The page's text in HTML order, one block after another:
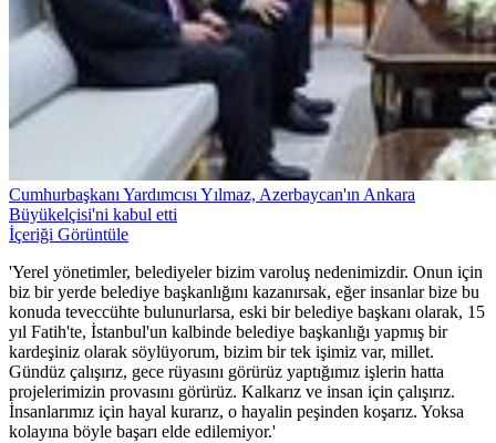
Cumhurbaşkanı Yardımcısı Yılmaz, Azerbaycan'ın Ankara
Büyükelçisi'ni kabul etti
İçeriği Görüntüle
'Yerel yönetimler, belediyeler bizim varoluş nedenimizdir. Onun için
biz bir yerde belediye başkanlığını kazanırsak, eğer insanlar bize bu
konuda teveccühte bulunurlarsa, eski bir belediye başkanı olarak, 15
yıl Fatih'te, İstanbul'un kalbinde belediye başkanlığı yapmış bir
kardeşiniz olarak söylüyorum, bizim bir tek işimiz var, millet.
Gündüz çalışırız, gece rüyasını görürüz yaptığımız işlerin hatta
projelerimizin provasını görürüz. Kalkarız ve insan için çalışırız.
İnsanlarımız için hayal kurarız, o hayalin peşinden koşarız. Yoksa
kolayına böyle başarı elde edilemiyor.'